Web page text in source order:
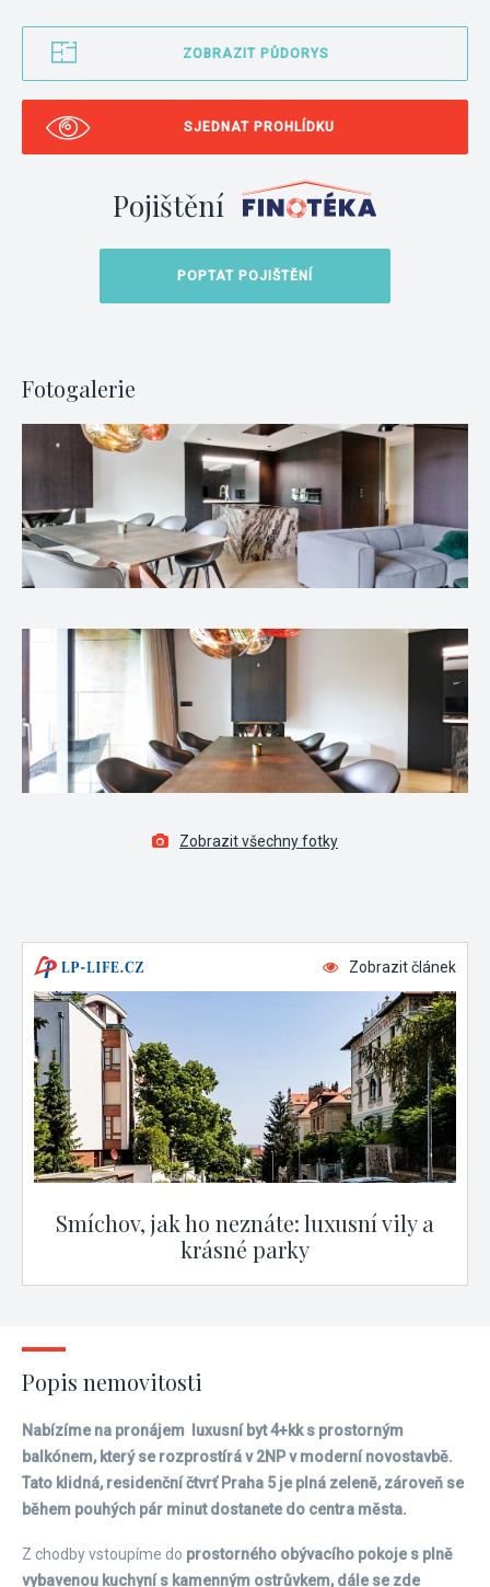
ZOBRAZIT PŮDORYS
SJEDNAT PROHLÍDKU
Pojištění
POPTAT POJIŠTĚNÍ
Fotogalerie
Zobrazit všechny fotky
Zobrazit článek
Smíchov, jak ho neznáte: luxusní vily a
krásné parky
Popis nemovitosti
Nabízíme na pronájem luxusní byt 4+kk s prostorným
balkónem, který se rozprostírá v 2NP v moderní novostavbě.
Tato klidná, residenční čtvrť Praha 5 je plná zeleně, zároveň se
během pouhých pár minut dostanete do centra města.
Z chodby vstoupíme do prostorného obývacího pokoje s plně
vybavenou kuchyní s kamenným ostrůvkem, dále se zde